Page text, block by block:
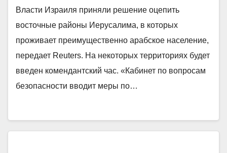
Власти Израиля приняли решение оцепить
восточные районы Иерусалима, в которых
проживает преимущественно арабское население,
передает Reuters. На некоторых территориях будет
введен комендантский час. «Кабинет по вопросам
безопасности вводит меры по…